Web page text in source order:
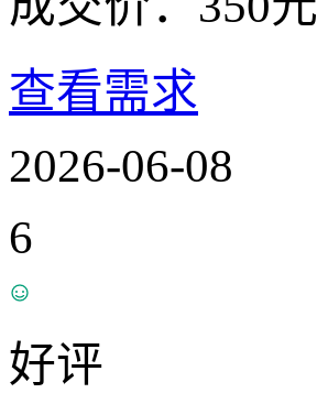
查看需求
2026-06-08
6
好评